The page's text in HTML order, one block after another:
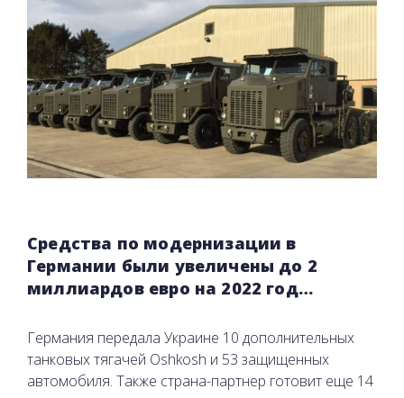
Средства по модернизации в
Германии были увеличены до 2
миллиардов евро на 2022 год…
Германия передала Украине 10 дополнительных
танковых тягачей Oshkosh и 53 защищенных
автомобиля. Также страна-партнер готовит еще 14